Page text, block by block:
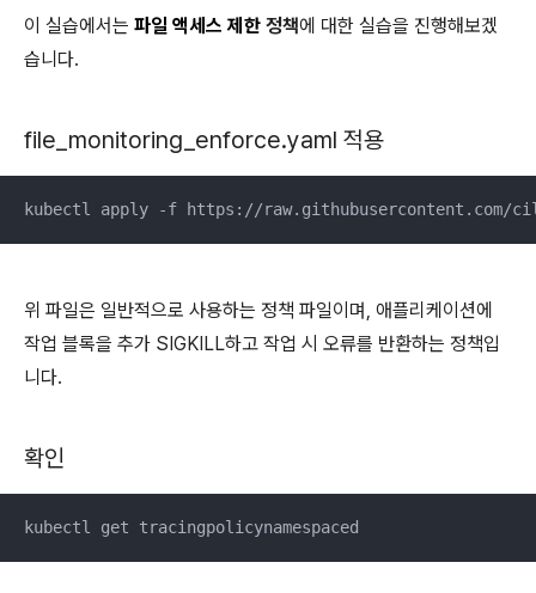
이 실습에서는 파일 액세스 제한 정책에 대한 실습을 진행해보겠
습니다.
file_monitoring_enforce.yaml 적용
kubectl apply -f https://raw.githubusercontent.com/
위 파일은 일반적으로 사용하는 정책 파일이며, 애플리케이션에
작업 블록을 추가 SIGKILL하고 작업 시 오류를 반환하는 정책입
니다.
확인
kubectl get tracingpolicynamespaced